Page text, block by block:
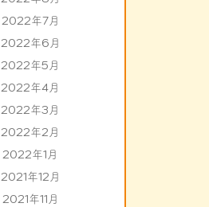
2022年7月
2022年6月
2022年5月
2022年4月
2022年3月
2022年2月
2022年1月
2021年12月
2021年11月